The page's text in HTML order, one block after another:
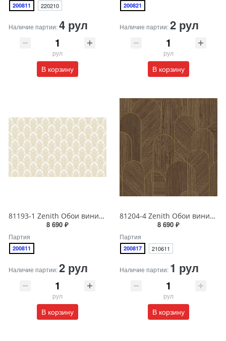
200811 220210
Наличие партии:4 рул
рул
В корзину
200821
Наличие партии:2 рул
рул
В корзину
81193-1 Zenith Обои виниловые на бумажной основе 1.06*15.5
8 690 ₽
Партия
200811
Наличие партии:2 рул
рул
В корзину
81204-4 Zenith Обои виниловые на бумажной основе 1.06*15.5
8 690 ₽
Партия
200817 210611
Наличие партии: 1 рул
рул
В корзину